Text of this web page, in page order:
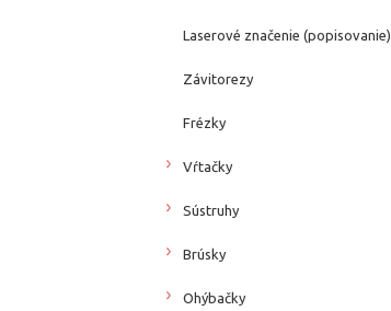
Laserové značenie (popisovanie)
Závitorezy
Frézky
Vŕtačky
Sústruhy
Brúsky
Ohýbačky